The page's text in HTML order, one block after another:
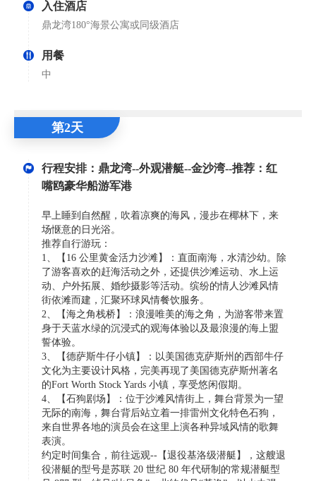
入住酒店
鼎龙湾180°海景公寓或同级酒店
用餐
中
第2天
行程安排：鼎龙湾--外观潜艇--金沙湾--推荐：红
嘴鸥豪华船游军港
早上睡到自然醒，吹着凉爽的海风，漫步在椰林下，来
场惬意的日光浴。
推荐自行游玩：
1、【16 公里黄金活力沙滩】：直面南海，水清沙幼。除
了游客喜欢的赶海活动之外，还提供沙滩运动、水上运
动、户外拓展、婚纱摄影等活动。缤纷的情人沙滩风情
街依滩而建，汇聚环球风情餐饮服务。
2、【海之角栈桥】：浪漫唯美的海之角，为游客带来置
身于天蓝水绿的沉浸式的观海体验以及最浪漫的海上盟
誓体验。
3、【德萨斯牛仔小镇】：以美国德克萨斯州的西部牛仔
文化为主要设计风格，完美再现了美国德克萨斯州著名
的Fort Worth Stock Yards 小镇，享受悠闲假期。
4、【石狗剧场】：位于沙滩风情街上，舞台背景为一望
无际的南海，舞台背后站立着一排雷州文化特色石狗，
来自世界各地的演员会在这里上演各种异域风情的歌舞
表演。
约定时间集合，前往远观--【退役基洛级潜艇】，这艘退
役潜艇的型号是苏联 20 世纪 80 年代研制的常规潜艇型